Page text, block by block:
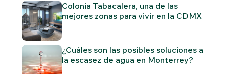
Colonia Tabacalera, una de las
mejores zonas para vivir en la CDMX
¿Cuáles son las posibles soluciones a
la escasez de agua en Monterrey?